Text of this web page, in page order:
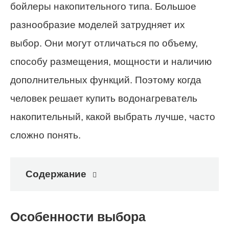
бойлеры накопительного типа. Большое
разнообразие моделей затрудняет их
выбор. Они могут отличаться по объему,
способу размещения, мощности и наличию
дополнительных функций. Поэтому когда
человек решает купить водонагреватель
накопительный, какой выбрать лучше, часто
сложно понять.
Содержание
Особенности выбора